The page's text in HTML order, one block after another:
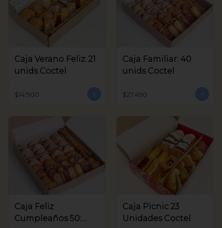
Caja Verano Feliz: 21
unids Coctel
$14.900
Caja Familiar: 40
unids Coctel
$27.490
Caja Feliz
Cumpleaños 50:
Caja Picnic 23
Unidades Coctel